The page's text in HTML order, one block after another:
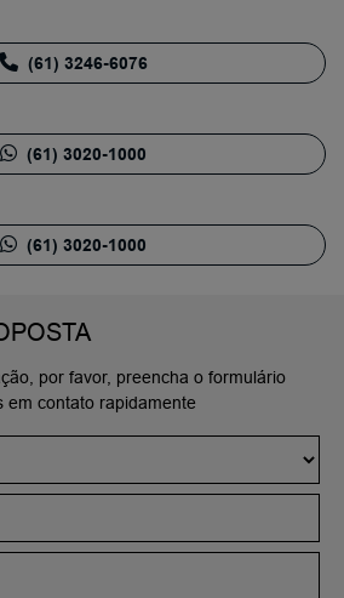
por favor, preencha o formulário
em contato rapidamente
(61) 3246-6076
(61) 3020-1000
(61) 3020-1000